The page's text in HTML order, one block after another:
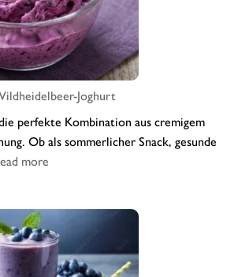
Joghurt
perfekte Kombination aus cremigem
Ob als sommerlicher Snack, gesunde
more
Wildheidelbeer-
Joghurt